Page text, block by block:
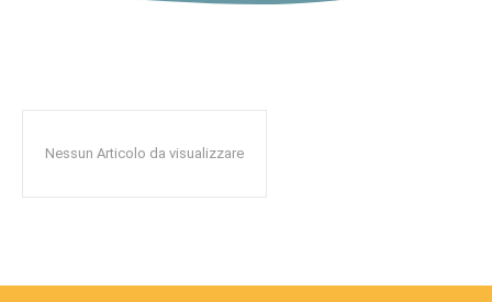
Nessun Articolo da visualizzare